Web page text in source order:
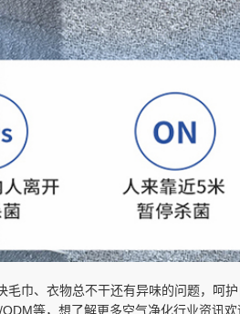
巾、衣物总不干还有异味的问题，呵